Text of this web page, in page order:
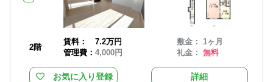
2階
賃料：
7.2万円
管理費： 4,000円
敷金： 1ヶ月
礼金：無料
お気に入り登録 詳細